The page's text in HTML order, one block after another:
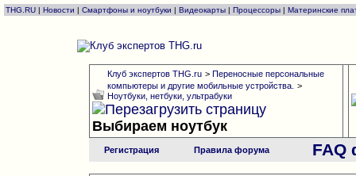
THG.RU | Новости | Смартфоны и ноутбуки | Видеокарты | Процессоры | Материнские
Клуб экспертов THG.ru > Переносные персональные
компьютеры и другие мобильные устройства. >
Ноутбуки, нетбуки, ультрабуки
Выбираем ноутбук
Регистрация Правила форума FAQ